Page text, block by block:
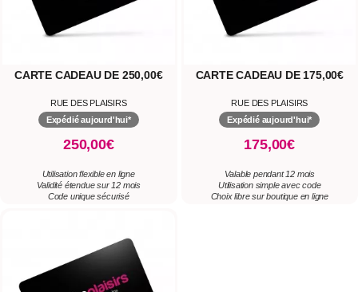
CARTE CADEAU DE 250,00€
RUE DES PLAISIRS
Expédié aujourd'hui*
250,00€
Utilisation flexible en ligne
Validité étendue sur 12 mois
Code unique sécurisé
CARTE CADEAU DE 175,00€
RUE DES PLAISIRS
Expédié aujourd'hui*
175,00€
Valable pendant 12 mois
Utilisation simple avec code
Choix libre sur boutique en ligne